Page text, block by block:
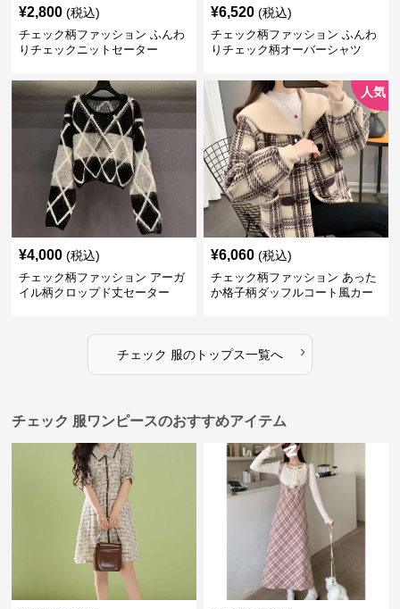
¥2,800 (税込)
チェック柄ファッション ふんわ
りチェックニットセーター
¥6,520 (税込)
チェック柄ファッション ふんわ
りチェック柄オーバーシャツ
¥4,000 (税込)
チェック柄ファッション アーガ
イル柄クロップド丈セーター
人気
¥6,060 (税込)
チェック柄ファッション あった
か格子柄ダッフルコート風カー
チェック 服のトップス一覧へ ›
チェック 服ワンピースのおすすめアイテム